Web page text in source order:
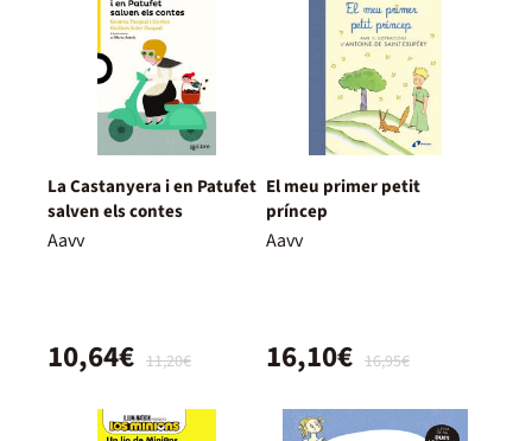
La Castanyera i en Patufet
salven els contes
Aavv
11,20€
10,64€
El meu primer petit
príncep
Aavv
16,95€
16,10€